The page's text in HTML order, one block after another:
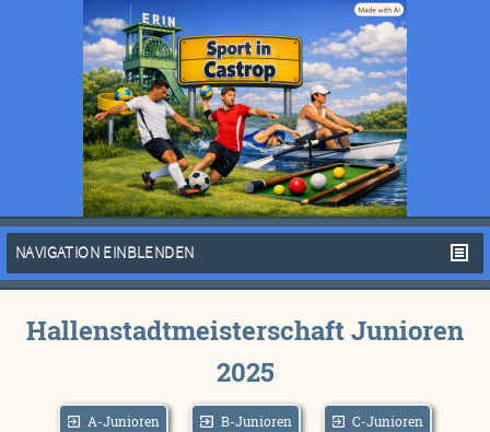
NAVIGATION EINBLENDEN
Hallenstadtmeisterschaft Junioren
2025
A-Junioren B-Junioren C-Junioren